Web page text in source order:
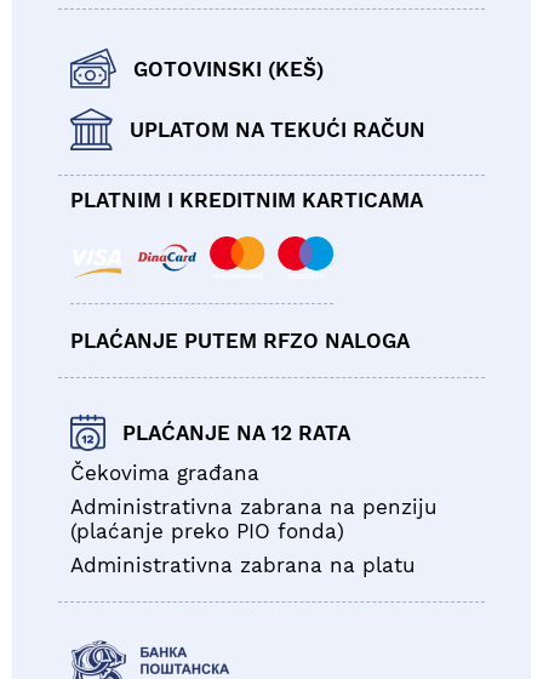
GOTOVINSKI (KEŠ)
UPLATOM NA TEKUĆI RAČUN
PLATNIM I KREDITNIM KARTICAMA
PLAĆANJE PUTEM RFZO NALOGA
PLAĆANJE NA 12 RATA
Čekovima građana
Administrativna zabrana na penziju
(plaćanje preko PIO fonda)
Administrativna zabrana na platu